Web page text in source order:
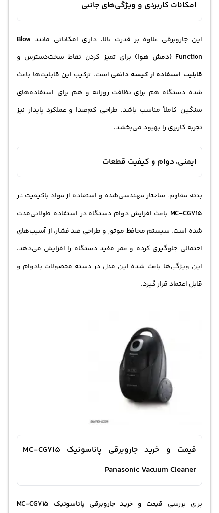
امکانات کاربردی و ویژگی‌های جانبی
این جاروبرقی علاوه بر قدرت بالا، دارای امکاناتی مانند Blow
Function (دمش هوا)
برای تمیز کردن نقاط سخت‌دسترس و
قابلیت استفاده از کیسه دائمی است. ترکیب این قابلیت‌ها باعث
شده دستگاه هم برای نظافت روزانه و هم برای استفاده‌های
سنگین کاملاً مناسب باشد. طراحی کم‌صدا و عملکرد پایدار نیز
تجربه کاربری را بهبود می‌بخشد.
ایمنی، دوام و کیفیت قطعات
بدنه مقاوم، ساختار مهندسی‌شده و استفاده از مواد باکیفیت در
MC-CG715 باعث افزایش دوام دستگاه در استفاده طولانی‌مدت
شده است. سیستم محافظ موتور و طراحی ضد فشار، از آسیب‌های
احتمالی جلوگیری کرده و عمر مفید دستگاه را افزایش می‌دهد.
این ویژگی‌ها باعث شده این مدل در دسته محصولات بادوام و
قابل اعتماد قرار گیرد.
قیمت و خرید جاروبرقی پاناسونیک MC-CG715
Panasonic Vacuum Cleaner
برای بررسی قیمت و خریدجاروبرقی پاناسونیک MC-CG715